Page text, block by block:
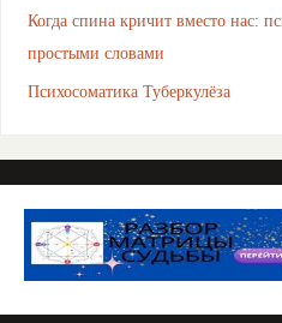
Когда спина кричит вместо нас:
простыми словами
Психосоматика Туберкулёза